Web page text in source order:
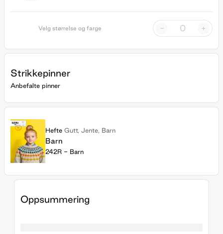
Velg størrelse og farge - +
Strikkepinner
Anbefalte pinner
Hefte Gutt, Jente, Barn
Barn
242R - Barn
Oppsummering